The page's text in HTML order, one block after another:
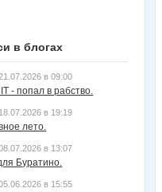
в блогах
в 09:00
- попал в рабство.
18.07.2026 в 19:19
лето.
в 13:07
Буратино.
в 15:55